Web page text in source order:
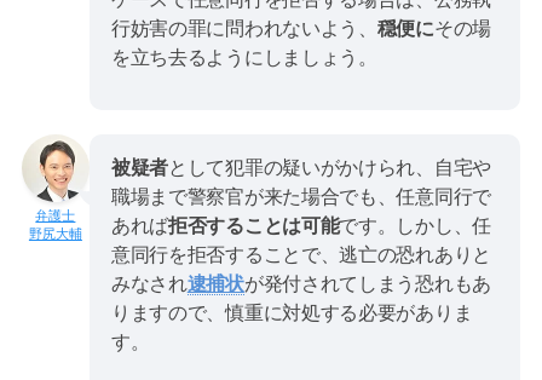
行妨害の罪に問われないよう、 穏便にその場
を立ち去るようにしましょう。
野尻大輔
被疑者として犯罪の疑いがかけられ、自宅や
職場まで警察官が来た場合でも、任意同行で
あれば拒否することは可能です。しかし、任
意同行を拒否することで、逃亡の恐れありと
みなされ逮捕状が発付されてしまう恐れもあ
りますので、慎重に対処する必要がありま
す。